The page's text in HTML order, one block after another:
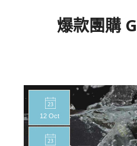
爆款團購
12 Oct